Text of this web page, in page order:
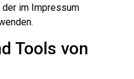
der im Impressum
Tools von